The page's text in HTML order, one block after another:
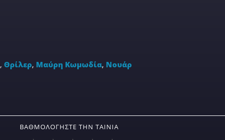
,Θρίλερ, Μαύρη Κωμωδία, Νουάρ
ΒΑΘΜΟΛΟΓΉΣΤΕ ΤΗΝ ΤΑΙΝΊΑ